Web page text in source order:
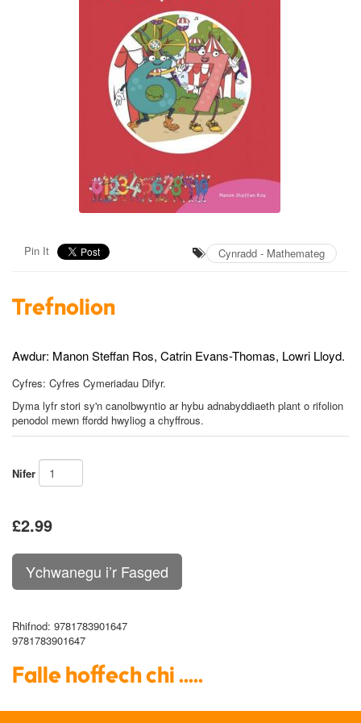
Pin It Cynradd - Mathemateg
Trefnolion
Awdur: Manon Steffan Ros, Catrin Evans-Thomas, Lowri Lloyd.
Cyfres: Cyfres Cymeriadau Difyr.
Dyma lyfr stori sy'n canolbwyntio ar hybu adnabyddiaeth plant o rifolion
penodol mewn ffordd hwyliog a chyffrous.
Nifer
£2.99
Rhifnod: 9781783901647
9781783901647
Falle hoffech chi .....